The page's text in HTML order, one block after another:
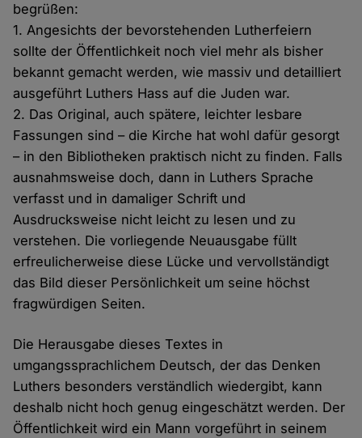
begrüßen:
1. Angesichts der bevorstehenden Lutherfeiern
sollte der Öffentlichkeit noch viel mehr als bisher
bekannt gemacht werden, wie massiv und detailliert
ausgeführt Luthers Hass auf die Juden war.
2. Das Original, auch spätere, leichter lesbare
Fassungen sind – die Kirche hat wohl dafür gesorgt
– in den Bibliotheken praktisch nicht zu finden. Falls
ausnahmsweise doch, dann in Luthers Sprache
verfasst und in damaliger Schrift und
Ausdrucksweise nicht leicht zu lesen und zu
verstehen. Die vorliegende Neuausgabe füllt
erfreulicherweise diese Lücke und vervollständigt
das Bild dieser Persönlichkeit um seine höchst
fragwürdigen Seiten.
Die Herausgabe dieses Textes in
umgangssprachlichem Deutsch, der das Denken
Luthers besonders verständlich wiedergibt, kann
deshalb nicht hoch genug eingeschätzt werden. Der
Öffentlichkeit wird ein Mann vorgeführt in seinem